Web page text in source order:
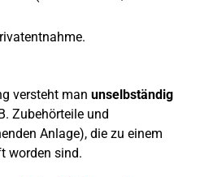
versteht man unselbständig
Zubehörteile und
Anlage), die zu einem
worden sind.